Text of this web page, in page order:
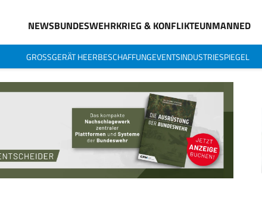
NEWSBUNDESWEHRKRIEG & KONFLIKTEUNMANNED
GROSSGERÄT HEERBESCHAFFUNGEVENTSINDUSTRIESPIEGEL